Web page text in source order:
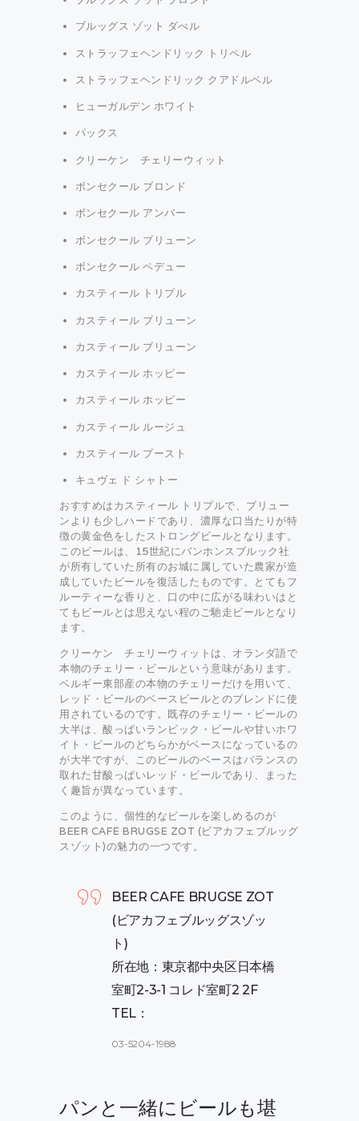
ブルッグス ゾット ダべル
ストラッフェヘンドリック トリペル
ストラッフェヘンドリック クアドルペル
ヒューガルデン ホワイト
パックス
クリーケン チェリーウィット
ボンセクール ブロンド
ボンセクール アンバー
ボンセクール ブリューン
ボンセクール ペデュー
カスティール トリプル
カスティール ブリューン
カスティール ブリューン
カスティール ホッピー
カスティール ホッピー
カスティール ルージュ
カスティール プースト
キュヴェ ド シャトー
おすすめはカスティール トリプルで、ブリュー
ンよりも少しハードであり、濃厚な口当たりが特
徴の黄金色をしたストロングビールとなります。
このビールは、15世紀にバンホンスブルック社
が所有していた所有のお城に属していた農家が造
成していたビールを復活したものです。とてもフ
ルーティーな香りと、口の中に広がる味わいはと
てもビールとは思えない程のご馳走ビールとなり
ます。
クリーケン チェリーウィットは、オランダ語で
本物のチェリー・ビールという意味があります。
ベルギー東部産の本物のチェリーだけを用いて、
レッド・ビールのベースビールとのブレンドに使
用されているのです。既存のチェリー・ビールの
大半は、酸っぱいランビック・ビールや甘いホワ
イト・ビールのどちらかがベースになっているの
が大半ですが、このビールのベースはバランスの
取れた甘酸っぱいレッド・ビールであり、まった
く趣旨が異なっています。
このように、個性的なビールを楽しめるのが
BEER CAFE BRUGSE ZOT (ビアカフェブルッグ
スゾット)の魅力の一つです。
BEER CAFE BRUGSE ZOT
(ビアカフェブルッグスゾッ
ト)
所在地：東京都中央区日本橋
室町2-3-1 コレド室町2 2F
TEL：
03-5204-1988
パンと一緒にビールも堪